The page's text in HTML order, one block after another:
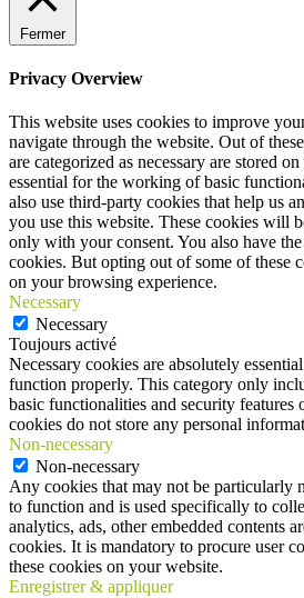
Fermer
Privacy Overview
This website uses cookies to improve
navigate through the website. Out of
are categorized as necessary are stored
essential for the working of basic
also use third-party cookies that help us
you use this website. These cookies will
only with your consent. You also have
cookies. But opting out of some of these
on your browsing experience.
Necessary
Necessary
Toujours activé
Necessary cookies are absolutely
function properly. This category only
basic functionalities and security features
cookies do not store any personal
Non-necessary
Non-necessary
Any cookies that may not be particularly
to function and is used specifically to
analytics, ads, other embedded contents
cookies. It is mandatory to procure user
these cookies on your website.
Enregistrer & appliquer